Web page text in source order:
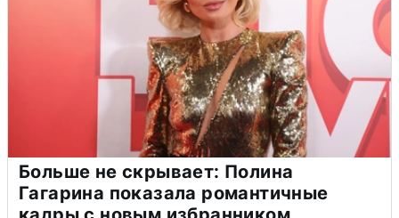
Больше не скрывает: Полина
Гагарина показала романтичные